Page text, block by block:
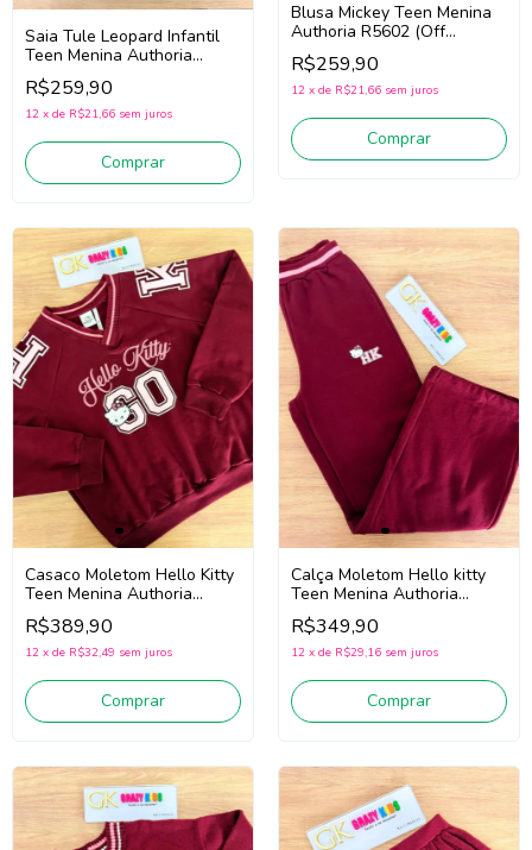
Saia Tule Leopard Infantil
Teen Menina Authoria
R5858 (Marrom/Preto)
R$259,90
12 x de R$21,66 sem juros
Comprar
Blusa Mickey Teen Menina
Authoria R5602 (Off
White/Preto)
R$259,90
12 x de R$21,66 sem juros
Comprar
Casaco Moletom Hello Kitty
Teen Menina Authoria
R5455 (Vinho bordô)
R$389,90
12 x de R$32,49 sem juros
Comprar
Calça Moletom Hello kitty
Teen Menina Authoria
R5472 (Vinho Bordô)
R$349,90
12 x de R$29,16 sem juros
Comprar